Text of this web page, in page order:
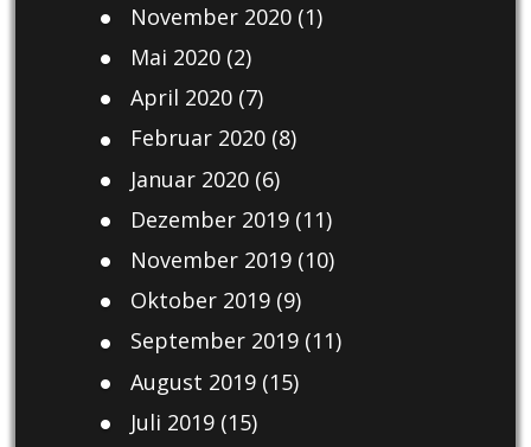
November 2020(1)
Mai 2020(2)
April 2020(7)
Februar 2020(8)
Januar 2020(6)
Dezember 2019(11)
November 2019(10)
Oktober 2019(9)
September 2019(11)
August 2019(15)
Juli 2019(15)